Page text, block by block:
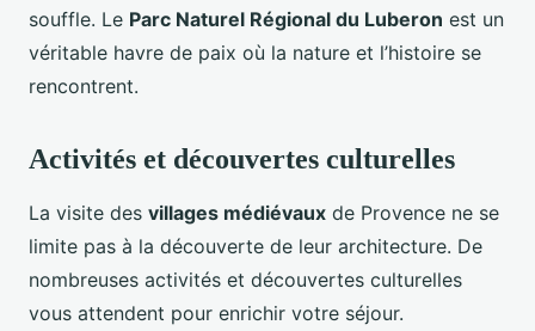
souffle. Le Parc Naturel Régional du Luberon est un
véritable havre de paix où la nature et l’histoire se
rencontrent.
Activités et découvertes culturelles
La visite des villages médiévaux de Provence ne se
limite pas à la découverte de leur architecture. De
nombreuses activités et découvertes culturelles
vous attendent pour enrichir votre séjour.